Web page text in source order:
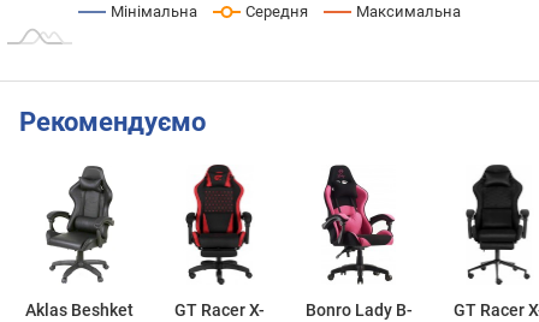
Мінімальна Середня Максимальна
Рекомендуємо
Aklas Beshket
GT Racer X-
Bonro Lady B-
GT Racer